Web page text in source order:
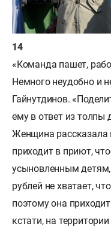
«Команда пашет,
Немного неудобно и
Гайнутдинов.
ему в ответ из
Женщина рассказала
приходит в приют,
усыновленным детям,
рублей не хватает,
поэтому она
кстати, на